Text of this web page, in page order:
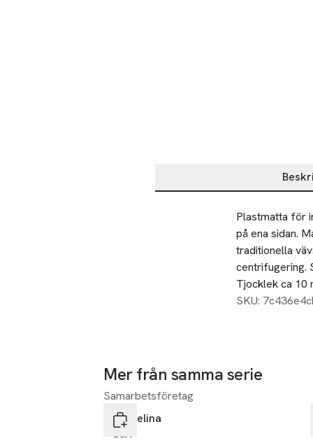
Beskrivning
Plastmatta för
på ena sidan.
traditionella
centrifugering.
Tjocklek ca 10
SKU:
Mer från samma serie
Hoppa över bildspelet
Samarbetsföretag
Pappelina
Carl